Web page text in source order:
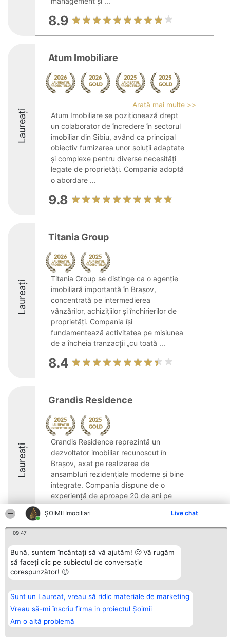
ȘOIMII Imobiliari Live chat
09:47
Bună, suntem încântați să vă ajutăm! 🙂 Vă rugăm
să faceți clic pe subiectul de conversație
corespunzător! 🙂
Sunt un Laureat, vreau să ridic materiale de marketing
Vreau să-mi înscriu firma in proiectul Șoimii
Am o altă problemă
8.9
Laureați
Atum Imobiliare
Arată mai multe >>
Atum Imobiliare se poziționează drept
un colaborator de încredere în sectorul
imobiliar din Sibiu, având ca principal
obiectiv furnizarea unor soluții adaptate
și complexe pentru diverse necesități
legate de proprietăți. Compania adoptă
o abordare ...
9.8
Laureați
Titania Group
Titania Group se distinge ca o agenție
imobiliară importantă în Brașov,
concentrată pe intermedierea
vânzărilor, achizițiilor și închirierilor de
proprietăți. Compania își
fundamentează activitatea pe misiunea
de a încheia tranzacții „cu toată ...
8.4
Laureați
Grandis Residence
Grandis Residence reprezintă un
dezvoltator imobiliar recunoscut în
Brașov, axat pe realizarea de
ansambluri rezidențiale moderne și bine
integrate. Compania dispune de o
experiență de aproape 20 de ani pe
piață și a livrat deja peste o mie ...
Organizator Ranking
BRIGHT SOLUTIONS BR SRL
Aleea Timisul De Sus 2 Bl. A30
București
CUI 36737675
tel: +40 770 990 492
Plebiscyt
Reguli
Statut
Politica de
confidențialitate